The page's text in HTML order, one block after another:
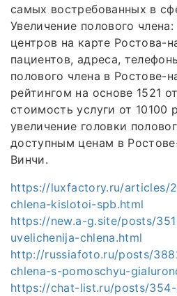
самых востребованных в
Увеличение полового
центров на карте
пациентов, адреса,
полового члена в Ростове-
рейтингом на основе 1521
стоимость услуги от 10100
увеличение головки
доступным ценам в
Винчи.
https://luxfactory.ru/articles/
chlena-kislotoi-spb.html
https://new.a-g.site/posts/
uvelichenija-chlena.html
http://russiafoto.ru/posts/
chlena-s-pomoschyu-
https://chat-list.ru/posts/